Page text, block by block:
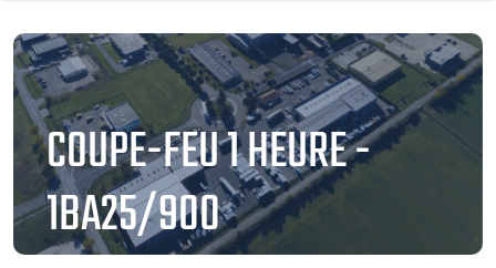
COUPE-FEU 1 HEURE -
1BA25/900